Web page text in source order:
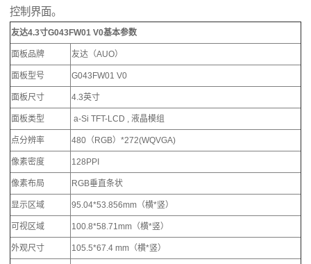
控制界面。
友达4.3寸G043FW01 V0基本参数
面板品牌 友达（AUO）
面板型号 G043FW01 V0
面板尺寸 4.3英寸
面板类型 a-Si TFT-LCD , 液晶模组
点分辨率 480（RGB）*272(WQVGA)
像素密度 128PPI
像素布局 RGB垂直条状
显示区域 95.04*53.856mm（横*竖）
可视区域 100.8*58.71mm（横*竖）
外观尺寸 105.5*67.4 mm（横*竖）